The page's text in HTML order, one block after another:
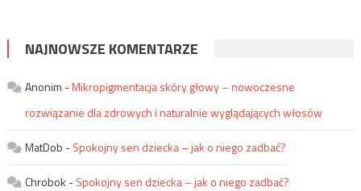
NAJNOWSZE KOMENTARZE
Anonim -Mikropigmentacja skóry głowy – nowoczesne
rozwiązanie dla zdrowych i naturalnie wyglądających włosów
MatDob -Spokojny sen dziecka – jak o niego zadbać?
Chrobok -Spokojny sen dziecka – jak o niego zadbać?